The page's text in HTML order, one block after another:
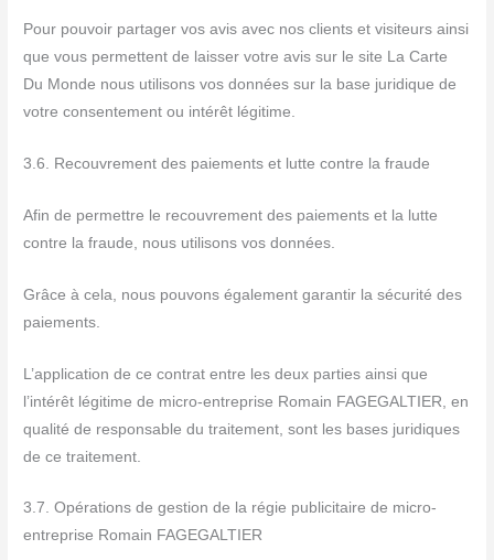
Pour pouvoir partager vos avis avec nos clients et visiteurs ainsi
que vous permettent de laisser votre avis sur le site La Carte
Du Monde nous utilisons vos données sur la base juridique de
votre consentement ou intérêt légitime.
3.6. Recouvrement des paiements et lutte contre la fraude
Afin de permettre le recouvrement des paiements et la lutte
contre la fraude, nous utilisons vos données.
Grâce à cela, nous pouvons également garantir la sécurité des
paiements.
L’application de ce contrat entre les deux parties ainsi que
l’intérêt légitime de micro-entreprise Romain FAGEGALTIER, en
qualité de responsable du traitement, sont les bases juridiques
de ce traitement.
3.7. Opérations de gestion de la régie publicitaire de micro-
entreprise Romain FAGEGALTIER